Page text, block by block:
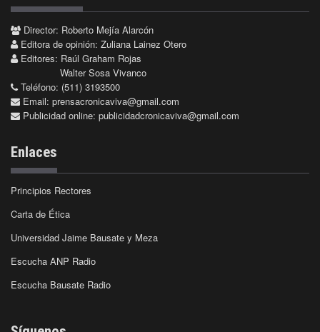
Director: Roberto Mejía Alarcón
Editora de opinión: Zuliana Lainez Otero
Editores: Raúl Graham Rojas
Walter Sosa Vivanco
Teléfono: (511) 3193500
Email: prensacronicaviva@gmail.com
Publicidad online: publicidadcronicaviva@gmail.com
Enlaces
Principios Rectores
Carta de Ética
Universidad Jaime Bausate y Meza
Escucha ANP Radio
Escucha Bausate Radio